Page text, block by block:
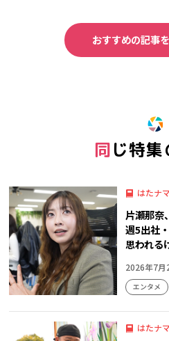
おすすめの記事
同じ特
はたナマ
片瀬那奈
週5出社
思われる
2026年7月
エンタメ
はたナマ